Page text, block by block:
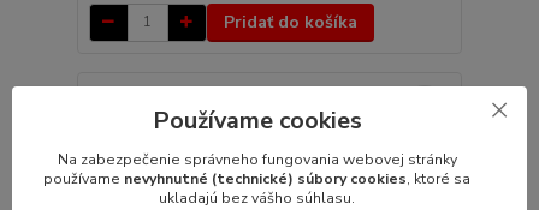
Pridať do košíka
Používame cookies
Na zabezpečenie správneho fungovania webovej stránky
používame nevyhnutné (technické) súbory cookies, ktoré sa
ukladajú bez vášho súhlasu.